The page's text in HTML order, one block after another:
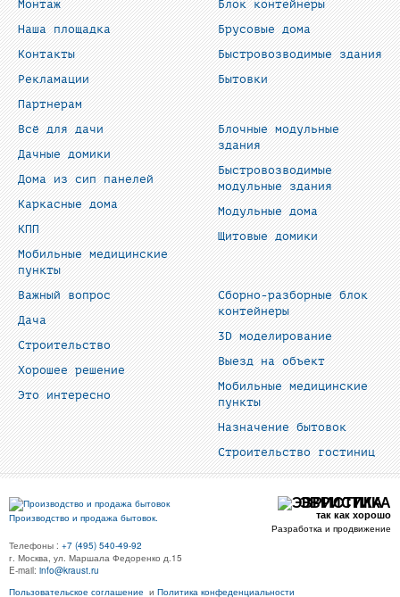
Монтаж
Наша площадка
Контакты
Рекламации
Партнерам
Блок контейнеры
Брусовые дома
Быстровозводимые здания
Бытовки
Всё для дачи
Дачные домики
Дома из сип панелей
Каркасные дома
КПП
Мобильные медицинские
пункты
Блочные модульные
здания
Быстровозводимые
модульные здания
Модульные дома
Щитовые домики
Важный вопрос
Дача
Строительство
Хорошее решение
Это интересно
Сборно-разборные блок
контейнеры
3D моделирование
Выезд на объект
Мобильные медицинские
пункты
Назначение бытовок
Строительство гостиниц
Производство и продажа бытовок.
ЭВРИСТИКА
так как хорошо
Разработка и продвижение
Телефоны : +7 (495) 540-49-92
г. Москва, ул. Маршала Федоренко д.15
E-mail: info@kraust.ru
Пользовательское соглашение и Политика конфеденциальности